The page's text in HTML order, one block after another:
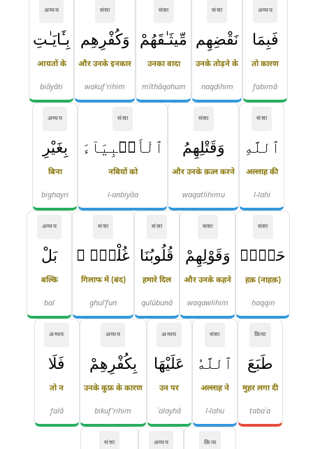
अव्यय
فَبِمَا
तो कारण
fabimā
संज्ञा
نَقْضِهِم
उनके तोड़ने के
naqḍihim
संज्ञा
مِّيثَـٰقَهُمْ
उनका वादा
mīthāqahum
संज्ञा
وَكُفْرِهِم
और उनके इनकार
wakuf'rihim
अव्यय
بِـَٔايَـٰتِ
आयतों के
biāyāti
संज्ञा
ٱللَّهِ
अल्लाह की
l-lahi
संज्ञा
وَقَتْلِهِمُ
और उनके क़त्ल करने
waqatlihimu
संज्ञा
ٱلْأَنۢبِيَآءَ
नबियों को
l-anbiyāa
अव्यय
بِغَيْرِ
बिना
bighayri
संज्ञा
حَقٍّۢ
हक़ (नाहक़)
ḥaqqin
संज्ञा
وَقَوْلِهِمْ
और उनके कहने
waqawlihim
संज्ञा
قُلُوبُنَا
हमारे दिल
qulūbunā
संज्ञा
غُلْفٌۢ ۚ
गिलाफ में (बंद)
ghul'fun
अव्यय
بَلْ
बल्कि
bal
क्रिया
طَبَعَ
मुहर लगा दी
ṭabaʿa
संज्ञा
ٱللَّهُ
अल्लाह ने
l-lahu
अव्यय
عَلَيْهَا
उन पर
ʿalayhā
अव्यय
بِكُفْرِهِمْ
उनके कुफ्र के कारण
bikuf'rihim
अव्यय
فَلَا
तो न
falā
क्रिया
अव्यय
संज्ञा